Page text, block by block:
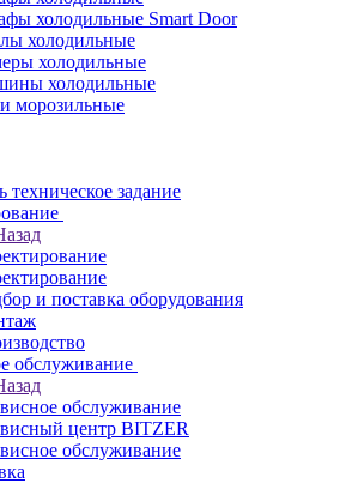
холодильные Smart Door
холодильные
холодильные
холодильные
морозильные
техническое задание
и поставка оборудования
обслуживание
обслуживание
центр BITZER
обслуживание